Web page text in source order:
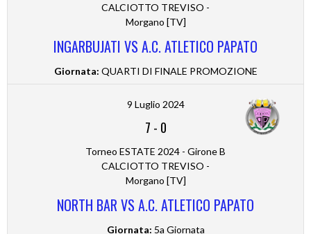
CALCIOTTO TREVISO -
Morgano [TV]
INGARBUJATI VS A.C. ATLETICO PAPATO
Giornata: QUARTI DI FINALE PROMOZIONE
9 Luglio 2024
7 - 0
Torneo ESTATE 2024 - Girone B
CALCIOTTO TREVISO -
Morgano [TV]
NORTH BAR VS A.C. ATLETICO PAPATO
Giornata: 5a Giornata